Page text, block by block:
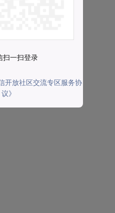
扫一扫登录
开放社区交流专区服务协
议》